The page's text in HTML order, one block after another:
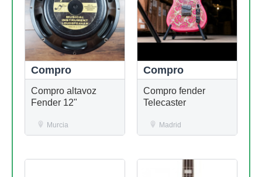
Compro
Compro altavoz
Fender 12"
Murcia
Compro
Compro fender
Telecaster
Madrid